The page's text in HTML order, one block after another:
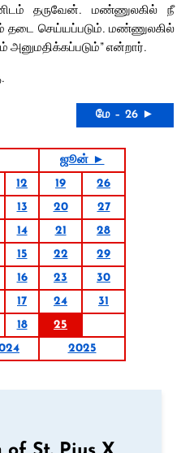
தருவேன். மண்ணுலகில் நீ
தடை செய்யப்படும். மண்ணுலகில்
அனுமதிக்கப்படும்” என்றார்.
மே – 26 ►
ஜூன் ►
12 19
26
13 20
27
14 21
28
15 22
29
16 23
30
17 24
31
18
25
2025